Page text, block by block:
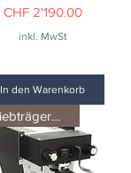
Preis
CHF 2'190.00
inkl. MwSt
In den Warenkorb
Siebträgermaschine